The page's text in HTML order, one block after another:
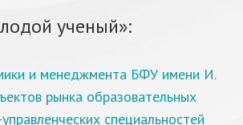
ученый»:
и менеджмента БФУ имени И.
рынка образовательных
специальностей